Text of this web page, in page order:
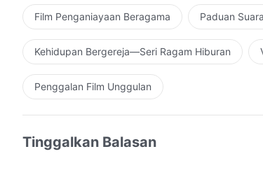
Film Penganiayaan Beragama Paduan
Kehidupan Bergereja—Seri Ragam Hiburan
Penggalan Film Unggulan
Tinggalkan Balasan